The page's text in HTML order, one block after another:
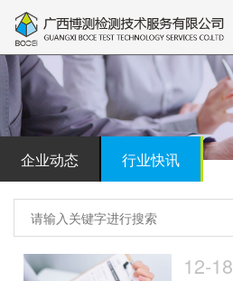
企业动态 行业快讯
12-18